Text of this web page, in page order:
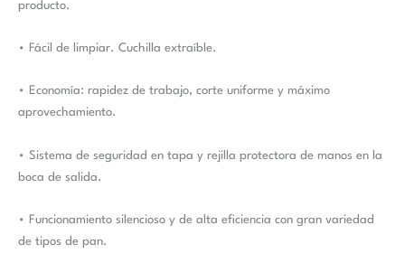
producto.
• Fácil de limpiar. Cuchilla extraíble.
• Economía: rapidez de trabajo, corte uniforme y máximo
aprovechamiento.
• Sistema de seguridad en tapa y rejilla protectora de manos en la
boca de salida.
• Funcionamiento silencioso y de alta eficiencia con gran variedad
de tipos de pan.